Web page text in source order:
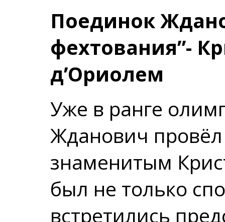
Поединок
фехтования”-
д’Ориолем
Уже в ранге
Жданович
знаменитым
был не только
встретились